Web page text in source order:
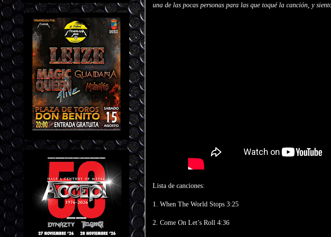
una de las pocas personas para las que toqué la canción, y
Lista de canciones:
1. When The World Stops 3:25
2. Come On Let’s Roll 4:36